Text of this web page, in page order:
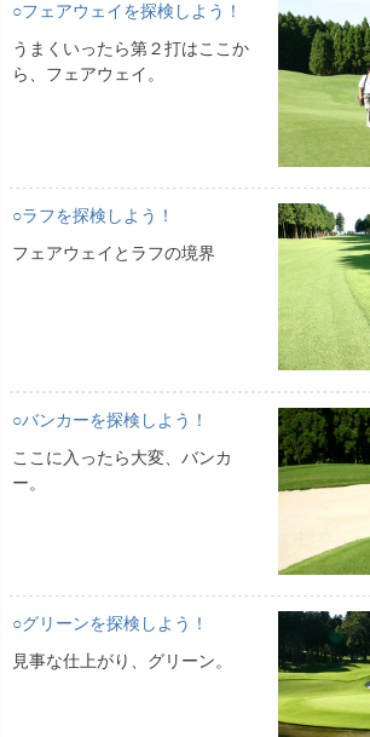
○フェアウェイを探検しよう！
うまくいったら第２打はここか
ら、フェアウェイ。
○ラフを探検しよう！
フェアウェイとラフの境界
○バンカーを探検しよう！
ここに入ったら大変、バンカ
ー。
○グリーンを探検しよう！
見事な仕上がり、グリーン。